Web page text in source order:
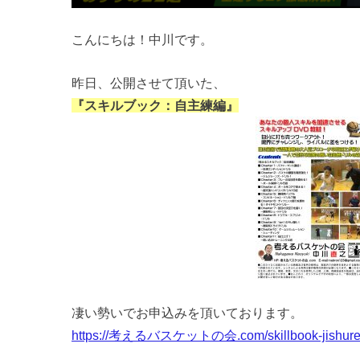
こんにちは！中川です。
昨日、公開させて頂いた、
『スキルブック：自主練編』
凄い勢いでお申込みを頂いております。
https://考えるバスケットの会.com/skillbook-